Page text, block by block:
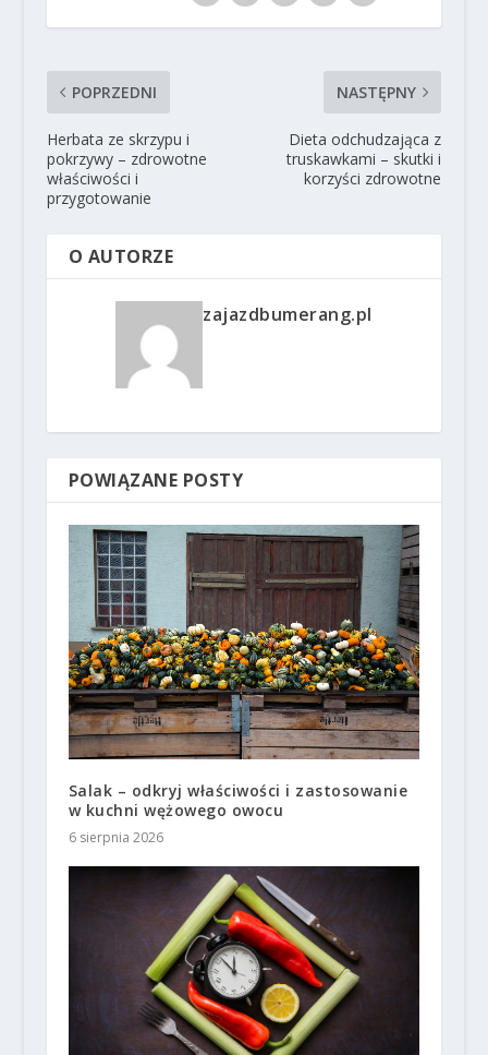
POPRZEDNI
Herbata ze skrzypu i
pokrzywy – zdrowotne
właściwości i
przygotowanie
NASTĘPNY
Dieta odchudzająca z
truskawkami – skutki i
korzyści zdrowotne
O AUTORZE
zajazdbumerang.pl
POWIĄZANE POSTY
Salak – odkryj właściwości i zastosowanie
w kuchni wężowego owocu
6 sierpnia 2026